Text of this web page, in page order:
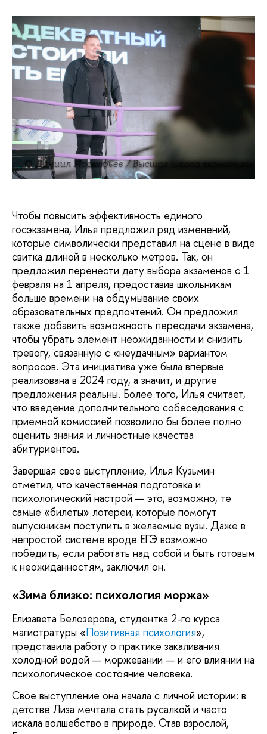
© Даниил Прокофьев / Высшая школа экономики
Чтобы повысить эффективность единого
госэкзамена, Илья предложил ряд изменений,
которые символически представил на сцене в виде
свитка длиной в несколько метров. Так, он
предложил перенести дату выбора экзаменов с 1
февраля на 1 апреля, предоставив школьникам
больше времени на обдумывание своих
образовательных предпочтений. Он предложил
также добавить возможность пересдачи экзамена,
чтобы убрать элемент неожиданности и снизить
тревогу, связанную с «неудачным» вариантом
вопросов. Эта инициатива уже была впервые
реализована в 2024 году, а значит, и другие
предложения реальны. Более того, Илья считает,
что введение дополнительного собеседования с
приемной комиссией позволило бы более полно
оценить знания и личностные качества
абитуриентов.
Завершая свое выступление, Илья Кузьмин
отметил, что качественная подготовка и
психологический настрой — это, возможно, те
самые «билеты» лотереи, которые помогут
выпускникам поступить в желаемые вузы. Даже в
непростой системе вроде ЕГЭ возможно
победить, если работать над собой и быть готовым
к неожиданностям, заключил он.
«Зима близко: психология моржа»
Елизавета Белозерова, студентка 2-го курса
магистратуры «Позитивная психология»,
представила работу о практике закаливания
холодной водой — моржевании — и его влиянии на
психологическое состояние человека.
Свое выступление она начала с личной истории: в
детстве Лиза мечтала стать русалкой и часто
искала волшебство в природе. Став взрослой,